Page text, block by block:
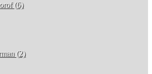
(6)
(2)